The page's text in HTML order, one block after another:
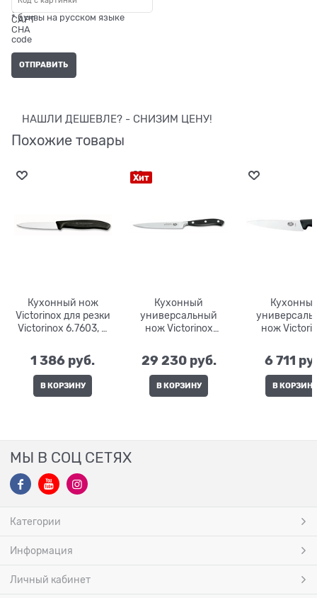
* буквы на русском языке
НАШЛИ ДЕШЕВЛЕ? - СНИЗИМ ЦЕНУ!
Похожие товары
Кухонный нож
Victorinox для резки
Victorinox 6.7603, 8
1 386 руб.
В КОРЗИНУ
Хит
Кухонный
универсальный
нож Victorinox
29 230 руб.
В КОРЗИНУ
нож
6 711
В КОРЗИНУ
МЫ В СОЦ СЕТЯХ
Категории
Информация
Личный кабинет